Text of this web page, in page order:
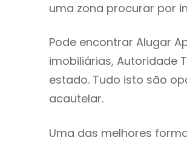
uma zona procurar por
Pode encontrar Alugar
imobiliárias, Autoridade
estado. Tudo isto são
acautelar.
Uma das melhores